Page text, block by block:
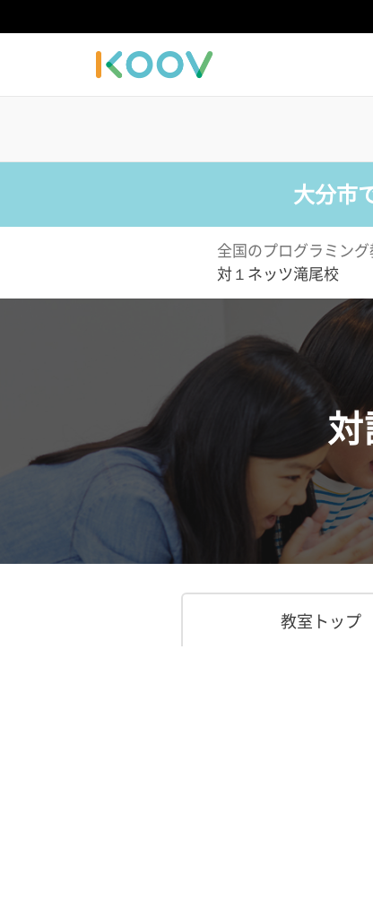
大分市
全国のプログラミング
対１ネッツ滝尾校
対
教室トップ